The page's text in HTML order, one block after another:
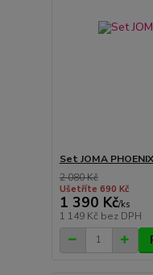
Set JOMA
2 080 Kč
Ušetříte 690 Kč
1 390 Kč/ks
1 149 Kč bez DPH